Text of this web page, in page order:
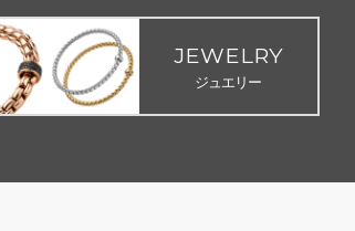
JEWELRY
ジュエリー